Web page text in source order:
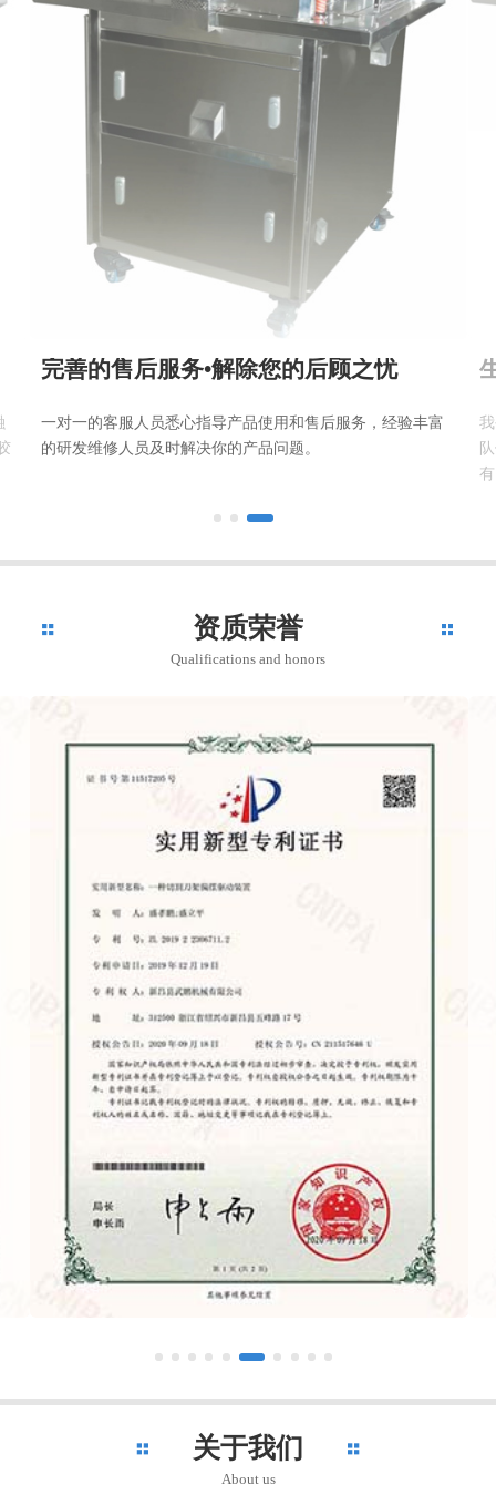
后顾之忧
售后服务，经验丰富
。
生产实力有保障
我公司厂房15000平方米，拥有一批高素质的
队伍，公司研制的采用独特内剪切法的全自
资质荣誉
Qualifications and honors
关于我们
About us